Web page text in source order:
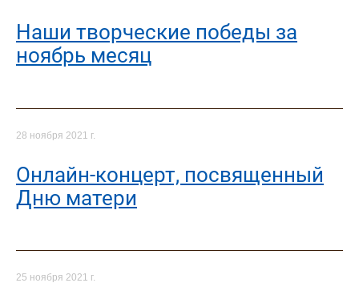
Наши творческие победы за
ноябрь месяц
28 ноября 2021 г.
Онлайн-концерт, посвященный
Дню матери
25 ноября 2021 г.